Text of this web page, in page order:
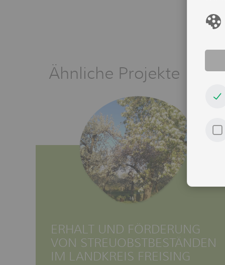
Ähnliche Projekte
ERHALT UND FÖRDERUNG
VON STREUOBSTBESTÄNDEN
IM LANDKREIS FREISING